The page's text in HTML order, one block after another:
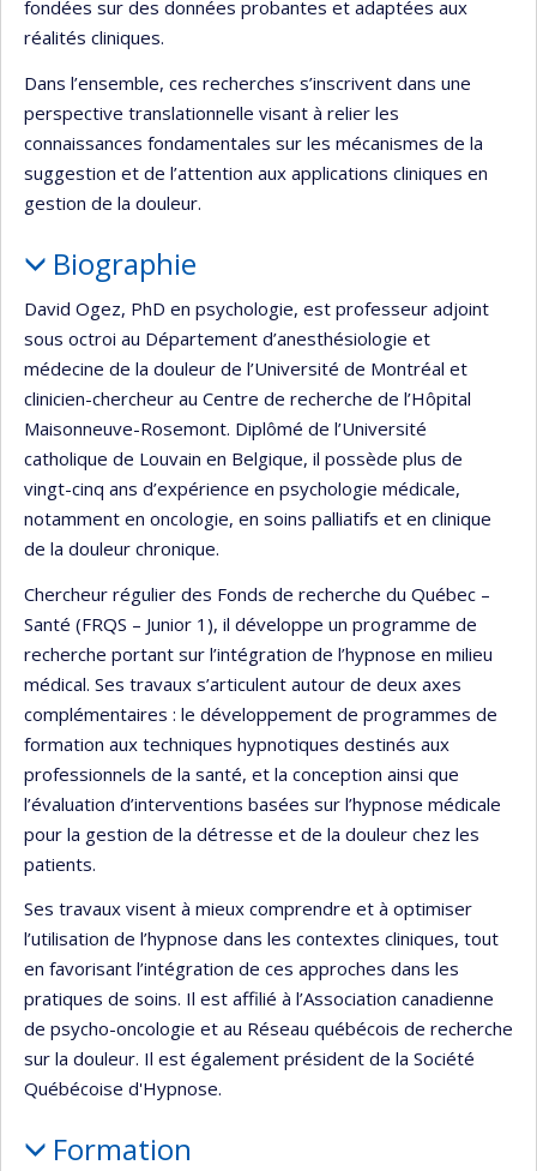
fondées sur des données probantes et adaptées aux
réalités cliniques.
Dans l’ensemble, ces recherches s’inscrivent dans une
perspective translationnelle visant à relier les
connaissances fondamentales sur les mécanismes de la
suggestion et de l’attention aux applications cliniques en
gestion de la douleur.
Biographie
David Ogez, PhD en psychologie, est professeur adjoint
sous octroi au Département d’anesthésiologie et
médecine de la douleur de l’Université de Montréal et
clinicien-chercheur au Centre de recherche de l’Hôpital
Maisonneuve-Rosemont. Diplômé de l’Université
catholique de Louvain en Belgique, il possède plus de
vingt-cinq ans d’expérience en psychologie médicale,
notamment en oncologie, en soins palliatifs et en clinique
de la douleur chronique.
Chercheur régulier des Fonds de recherche du Québec –
Santé (FRQS – Junior 1), il développe un programme de
recherche portant sur l’intégration de l’hypnose en milieu
médical. Ses travaux s’articulent autour de deux axes
complémentaires : le développement de programmes de
formation aux techniques hypnotiques destinés aux
professionnels de la santé, et la conception ainsi que
l’évaluation d’interventions basées sur l’hypnose médicale
pour la gestion de la détresse et de la douleur chez les
patients.
Ses travaux visent à mieux comprendre et à optimiser
l’utilisation de l’hypnose dans les contextes cliniques, tout
en favorisant l’intégration de ces approches dans les
pratiques de soins. Il est affilié à l’Association canadienne
de psycho-oncologie et au Réseau québécois de recherche
sur la douleur. Il est également président de la Société
Québécoise d'Hypnose.
Formation